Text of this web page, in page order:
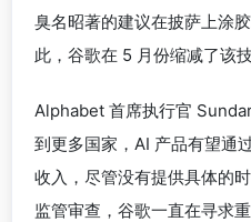
臭名昭著的建议在披萨上涂
此，谷歌在 5 月份缩减了该
Alphabet 首席执行官
到更多国家，AI 产品有望通
收入，尽管没有提供具体的
监管审查，谷歌一直在寻求